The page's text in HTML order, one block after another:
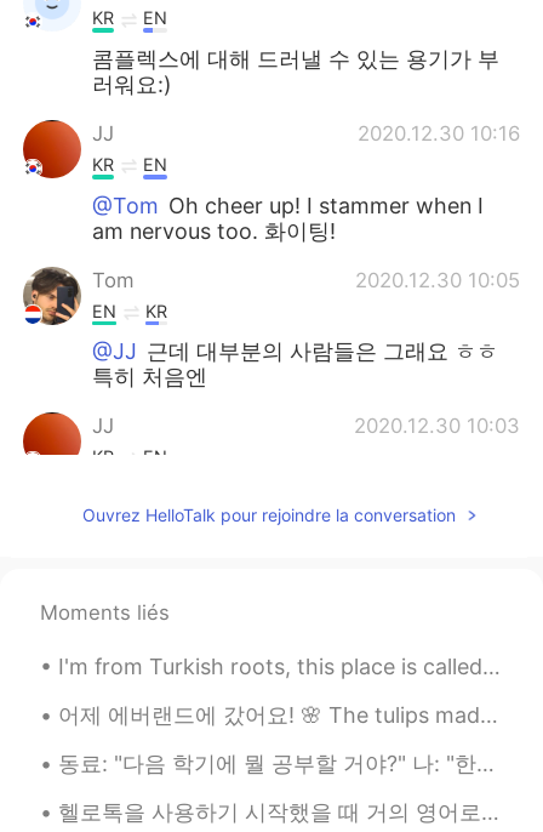
KR EN
콤플렉스에 대해 드러낼 수 있는 용기가 부
러워요:)
JJ 2020.12.30 10:16
KR EN
@Tom Oh cheer up! I stammer when I
am nervous too. 화이팅!
Tom 2020.12.30 10:05
EN KR
@JJ 근데 대부분의 사람들은 그래요 ㅎㅎ
특히 처음엔
JJ 2020.12.30 10:03
KR EN
Bro 너의 얼굴이면 그런건 전혀 단점이되지
KR ES
I do stutter when I talk to my friends! In
stressed about it People you love will love
Ouvrez HelloTalk pour rejoindre la conversation
Moments liés
I'm from Turkish roots, this place is called Karadeniz in Turkey 🍃 normally I go there 3 times a ...
어제 에버랜드에 갔어요! 🌸 The tulips made me feel like I was back in The Netherlands!! I rode the T-Expr...
동료: "다음 학기에 뭘 공부할 거야?" 나: "한국어학!" 동료: "어... 아시아인이 되고 싶으니..?" 나: "음... 아니? 그냥 네덜란드 사람 되고 싶어?" 동료...
헬로톡을 사용하기 시작했을 때 거의 영어로만 얘기를 나눴는데 매일매일 한국어를 연습해서 지금은 한국 친구들이랑 100% 한국어로 다소 편하게 말할 수 있어요 :) 제가 여전...